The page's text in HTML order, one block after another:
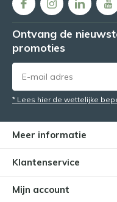
Ontvang de
promoties
* Lees hier de wettelijke
Meer informatie
Klantenservice
Mijn account